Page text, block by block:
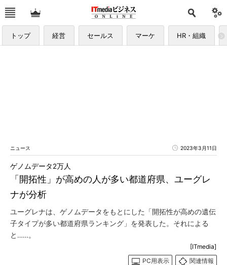
トップ 経営 セールス マーケ HR・組織
ニュース 2023年3月11日
「開拓性」が高めの人が多い都道府県、ユーグレ
ナが分析
ゲノムデータ2万人
ユーグレナは、ゲノムデータをもとにした「開拓性が高めの遺伝
子タイプが多い都道府県ランキング」を発表した。それによる
と……。
[ITmedia]
PC用表示
関連情報